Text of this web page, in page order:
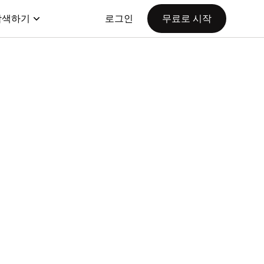
하기 로그인 무료로 시작